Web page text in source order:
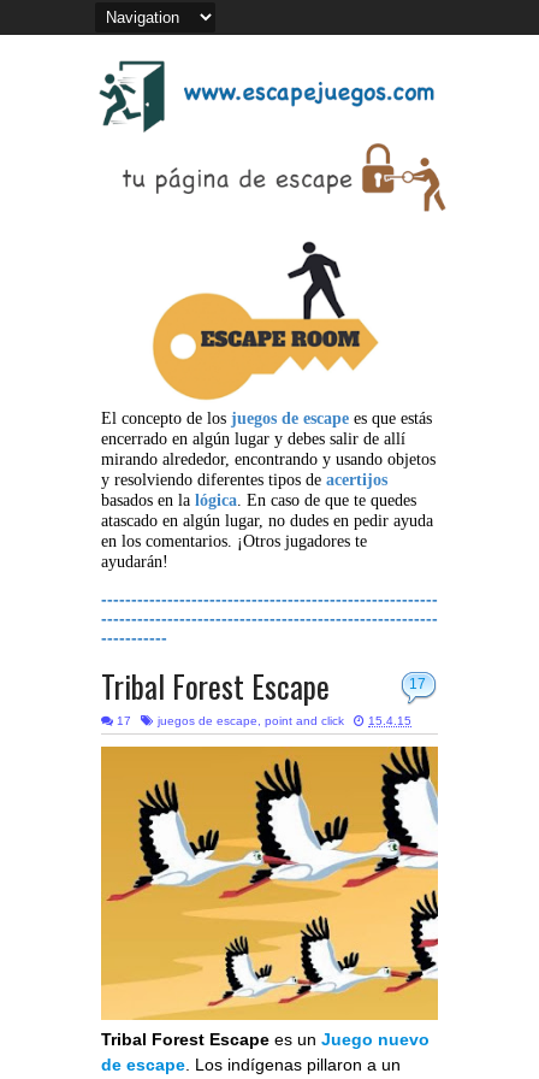
El concepto de los juegos de escape es que estás
encerrado en algún lugar y debes salir de allí
mirando alrededor, encontrando y usando objetos
y resolviendo diferentes tipos de acertijos
basados en la lógica. En caso de que te quedes
atascado en algún lugar, no dudes en pedir ayuda
en los comentarios. ¡Otros jugadores te
ayudarán!
--------------------------------------------------------
--------------------------------------------------------
-----------
17
Tribal Forest Escape
17 juegos de escape, point and click 15.4.15
Tribal Forest Escape es un Juego nuevo
de escape . Los indígenas pillaron a un